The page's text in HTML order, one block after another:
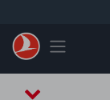
Toggle